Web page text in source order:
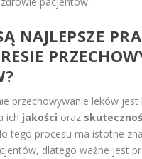
NAJLEPSZE
przechowywanie leków jest
ich jakości oraz
tego procesu ma istotne
dlatego ważne jest